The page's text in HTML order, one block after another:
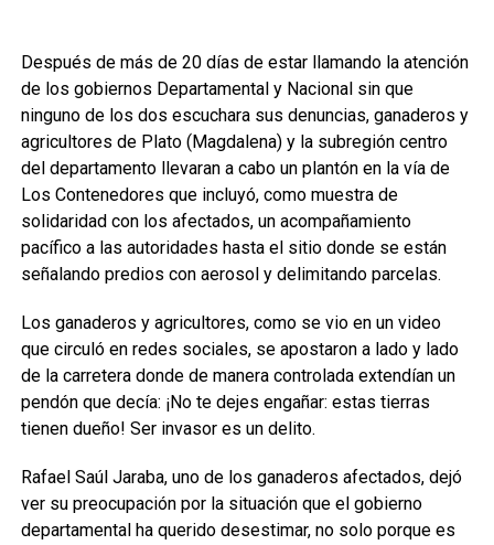
Después de más de 20 días de estar llamando la atención
de los gobiernos Departamental y Nacional sin que
ninguno de los dos escuchara sus denuncias, ganaderos y
agricultores de Plato (Magdalena) y la subregión centro
del departamento llevaran a cabo un plantón en la vía de
Los Contenedores que incluyó, como muestra de
solidaridad con los afectados, un acompañamiento
pacífico a las autoridades hasta el sitio donde se están
señalando predios con aerosol y delimitando parcelas.
Los ganaderos y agricultores, como se vio en un video
que circuló en redes sociales, se apostaron a lado y lado
de la carretera donde de manera controlada extendían un
pendón que decía: ¡No te dejes engañar: estas tierras
tienen dueño! Ser invasor es un delito.
Rafael Saúl Jaraba, uno de los ganaderos afectados, dejó
ver su preocupación por la situación que el gobierno
departamental ha querido desestimar, no solo porque es